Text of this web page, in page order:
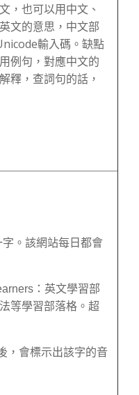
，也可以用中文、
文的意思，中文部
輸入碼。缺點
例句，對應中文的
釋，查詞句的話，
。該網站每日都會
：英文學習部
等學習部落格。超
，會標示出該字的音